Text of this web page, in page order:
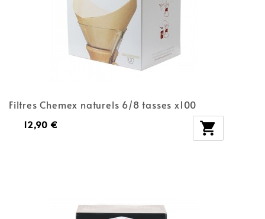
Filtres Chemex naturels 6/8 tasses x100
12,90 € 